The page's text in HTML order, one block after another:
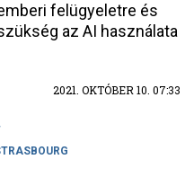
felügyeletre és
az AI használata
2021. OKTÓBER 10. 07:33